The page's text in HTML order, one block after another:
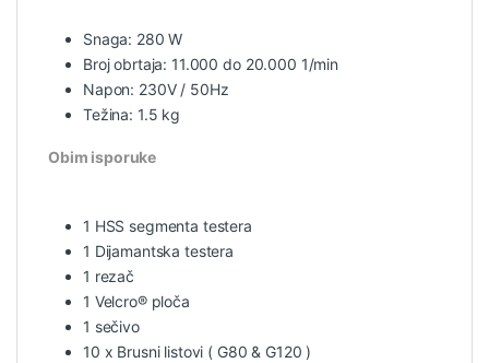
Snaga: 280 W
Broj obrtaja: 11.000 do 20.000 1/min
Napon: 230V / 50Hz
Težina: 1.5 kg
Obim isporuke
1 HSS segmenta testera
1 Dijamantska testera
1 rezač
1 Velcro® ploča
1 sečivo
10 x Brusni listovi ( G80 & G120 )